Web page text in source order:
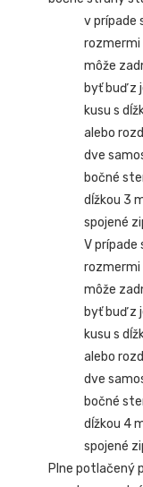
v prípade
rozmermi
môže
byť buď z
kusu s
alebo
dve
bočné
dĺžkou 3
spojené
V prípade
rozmermi
môže
byť buď z
kusu s
alebo
dve
bočné
dĺžkou 4
spojené
Plne potlačený